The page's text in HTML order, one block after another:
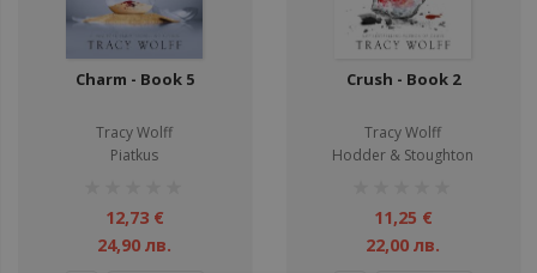
Charm - Book 5
Tracy Wolff
Piatkus
12,73 €
24,90 лв.
Crush - Book 2
Tracy Wolff
Hodder & Stoughton
11,25 €
22,00 лв.